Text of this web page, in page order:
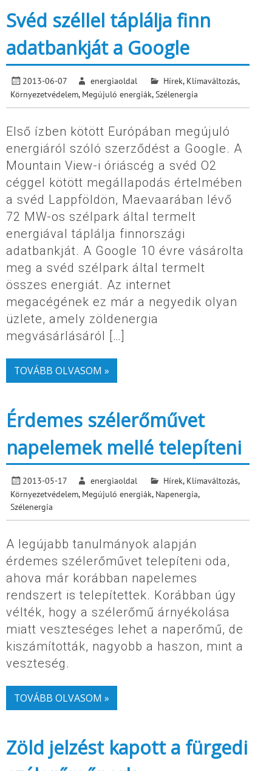
Svéd széllel táplálja finn
adatbankját a Google
2013-06-07 energiaoldal Hírek, Klímaváltozás,
Környezetvédelem, Megújuló energiák, Szélenergia
Első ízben kötött Európában megújuló
energiáról szóló szerződést a Google. A
Mountain View-i óriáscég a svéd O2
céggel kötött megállapodás értelmében
a svéd Lappföldön, Maevaarában lévő
72 MW-os szélpark által termelt
energiával táplálja finnországi
adatbankját. A Google 10 évre vásárolta
meg a svéd szélpark által termelt
összes energiát. Az internet
megacégének ez már a negyedik olyan
üzlete, amely zöldenergia
megvásárlásáról […]
TOVÁBB OLVASOM »
Érdemes szélerőművet
napelemek mellé telepíteni
2013-05-17 energiaoldal Hírek, Klímaváltozás,
Környezetvédelem, Megújuló energiák, Napenergia,
Szélenergia
A legújabb tanulmányok alapján
érdemes szélerőművet telepíteni oda,
ahova már korábban napelemes
rendszert is telepítettek. Korábban úgy
vélték, hogy a szélerőmű árnyékolása
miatt veszteséges lehet a naperőmű, de
kiszámították, nagyobb a haszon, mint a
veszteség.
TOVÁBB OLVASOM »
Zöld jelzést kapott a fürgedi